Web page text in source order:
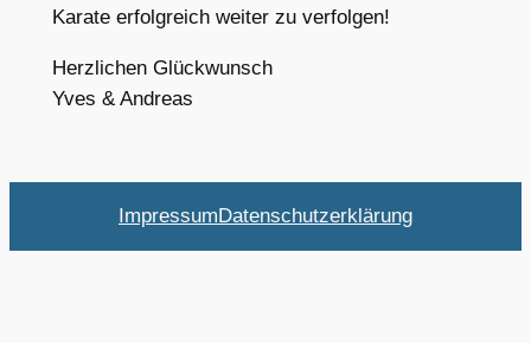
Karate erfolgreich weiter zu verfolgen!
Herzlichen Glückwunsch
Yves & Andreas
ImpressumDatenschutzerklärung